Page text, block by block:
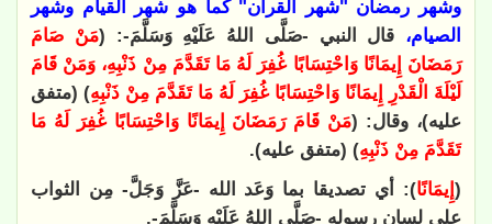
وشهر رمضان "شهر القرآن" كما هو شهر القيام وشهر
الصيام، قال النبي -صَلَّى اللهُ عَلَيْهِ وَسَلَّمَ-: (مَنْ صَامَ
رَمَضَانَ إِيمَانًا وَاحْتِسَابًا غُفِرَ لَهُ مَا تَقَدَّمَ مِنْ ذَنْبِهِ، وَمَنْ قَامَ
لَيْلَةَ الْقَدْرِ إِيمَانًا وَاحْتِسَابًا غُفِرَ لَهُ مَا تَقَدَّمَ مِنْ ذَنْبِهِ) (متفق
عليه)، وقال: (مَنْ قَامَ رَمَضَانَ إِيمَانًا وَاحْتِسَابًا غُفِرَ لَهُ مَا
تَقَدَّمَ مِنْ ذَنْبِهِ) (متفق عليه).
(إِيمَانًا): أي تصديقا بما وَعَد الله -عَزَّ وَجَلَّ- مِن الثواب
على لسان رسوله -صَلَّى اللهُ عَلَيْهِ وَسَلَّمَ-.